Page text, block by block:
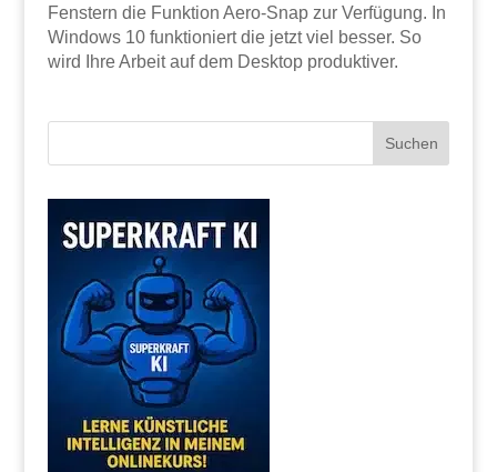
Fenstern die Funktion Aero-Snap zur Verfügung. In
Windows 10 funktioniert die jetzt viel besser. So
wird Ihre Arbeit auf dem Desktop produktiver.